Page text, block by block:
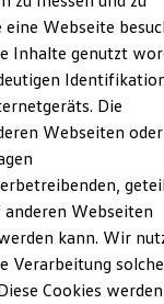
Updates
17:00 Uhr
13:00 Uhr
eine Webseite
Inhalte genutzt
Die
Webseiten oder
anderen Webseiten
kann. Wir
Verarbeitung
Cookies